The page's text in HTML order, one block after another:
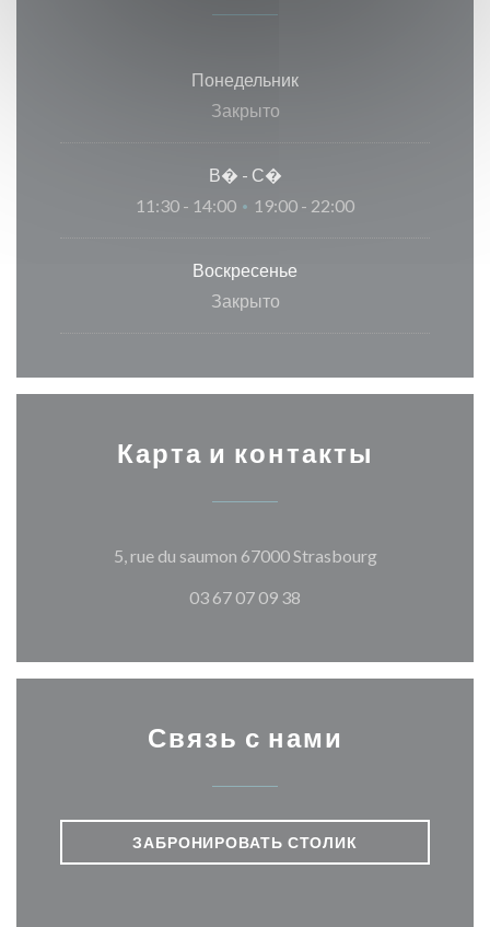
Понедельник
Закрыто
В� - С�
11:30 - 14:00 • 19:00 - 22:00
Воскресенье
Закрыто
Карта и контакты
5, rue du saumon 67000 Strasbourg
03 67 07 09 38
Связь с нами
ЗАБРОНИРОВАТЬ СТОЛИК